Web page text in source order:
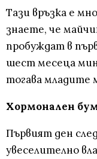
Тази връзка е
знаете, че
пробуждат в
шест месеца
тогава младите
Хормонален
Първият ден
увеселително